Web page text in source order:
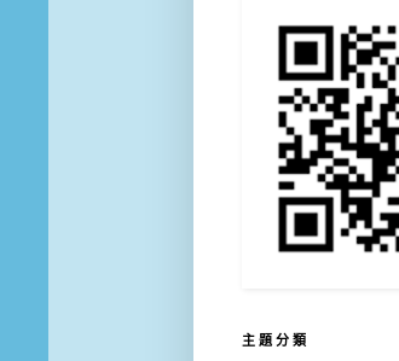
主 題 分 類